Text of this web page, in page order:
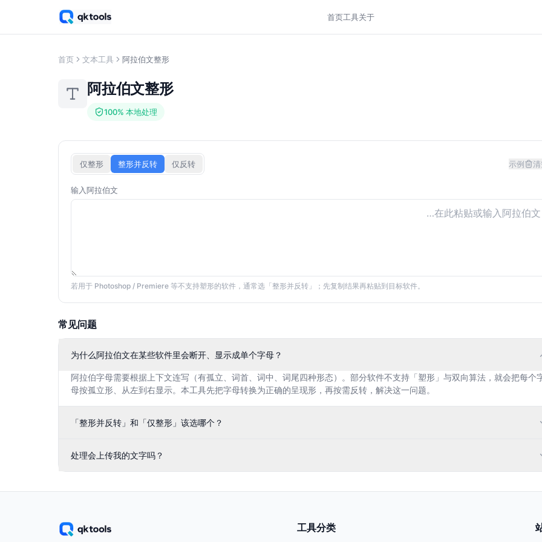
首页工具关于
首页 文本工具 阿拉伯文整形
阿拉伯文整形
100% 本地处理
仅整形 整形并反转 仅反转 示例
输入阿拉伯文
若用于 Photoshop / Premiere 等不支持塑形的软件，通常选「整形并反转」；先复制结果再粘贴到目标软件。
常见问题
为什么阿拉伯文在某些软件里会断开、显示成单个字母？
阿拉伯字母需要根据上下文连写（有孤立、词首、词中、词尾四种形态）。部分软件不支持「塑形」与双向算法，就会把每个
母按孤立形、从左到右显示。本工具先把字母转换为正确的呈现形，再按需反转，解决这一问题。
「整形并反转」和「仅整形」该选哪个？
处理会上传我的文字吗？
工具分类